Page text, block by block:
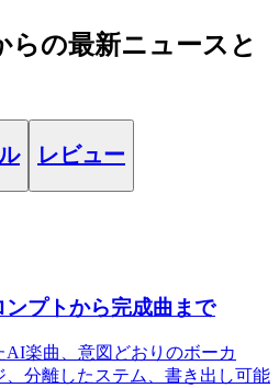
らの最新ニュースと
レビュー
プトから完成曲まで
楽曲、意図どおりのボーカ
分離したステム、書き出し可能